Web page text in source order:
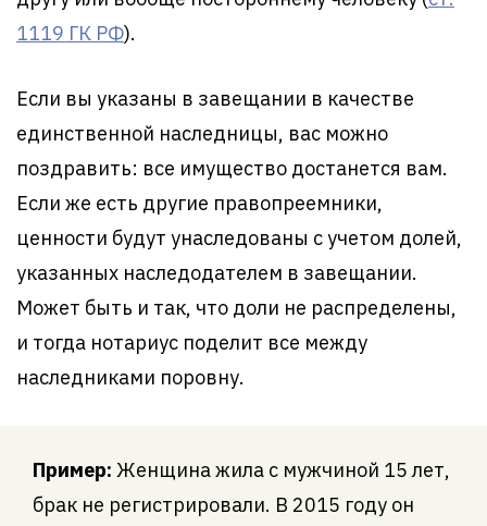
1119 ГК РФ).
Если вы указаны в завещании в качестве
единственной наследницы, вас можно
поздравить: все имущество достанется вам.
Если же есть другие правопреемники,
ценности будут унаследованы с учетом долей,
указанных наследодателем в завещании.
Может быть и так, что доли не распределены,
и тогда нотариус поделит все между
наследниками поровну.
Пример: Женщина жила с мужчиной 15 лет,
брак не регистрировали. В 2015 году он